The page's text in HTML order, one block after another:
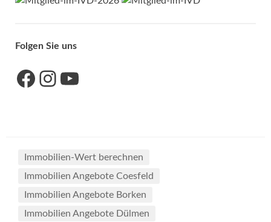
Folgen Sie uns
Link zu unserer Facebook-Seite Link zu unseres Instagram-Accounts
Immobilien-Wert berechnen
Immobilien Angebote Coesfeld
Immobilien Angebote Borken
Immobilien Angebote Dülmen